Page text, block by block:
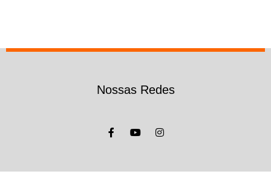
Nossas Redes